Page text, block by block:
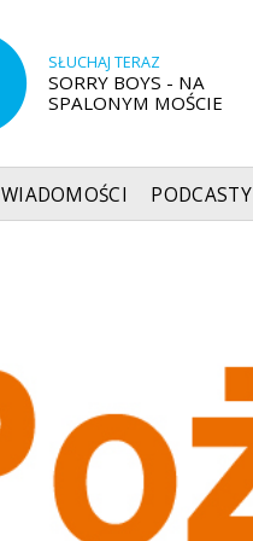
SŁUCHAJ TERAZ
SORRY BOYS - NA
SPALONYM MOŚCIE
WIADOMOŚCI PODCASTY